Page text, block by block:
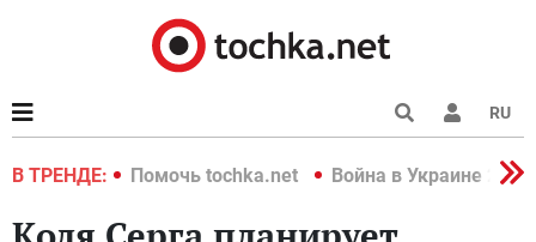
RU
В ТРЕНДЕ:
2022 Помочь tochka.net Война в Украине 2022